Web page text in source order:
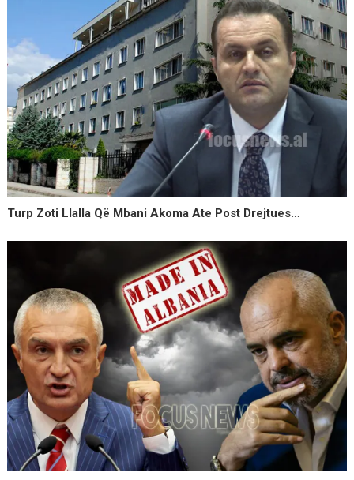
Turp Zoti Llalla Që Mbani Akoma Ate Post Drejtues…